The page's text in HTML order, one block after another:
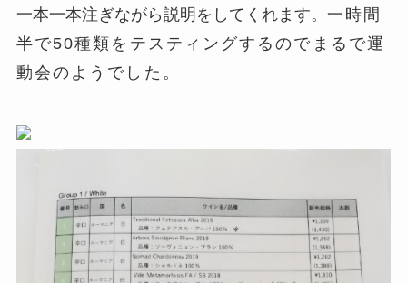
一本一本注ぎながら説明をしてくれます。 一時間
半で50種類をテスティングするのでまるで運
動会のようでした。